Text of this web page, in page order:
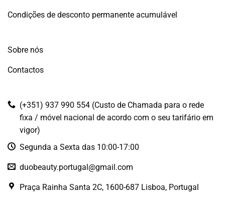
Condições de desconto permanente acumulável
Sobre nós
Contactos
(+351) 937 990 554 (Custo de Chamada para o rede
fixa / móvel nacional de acordo com o seu tarifário em
vigor)
Segunda a Sexta das 10:00-17:00
duobeauty.portugal@gmail.com
Praça Rainha Santa 2C, 1600-687 Lisboa, Portugal